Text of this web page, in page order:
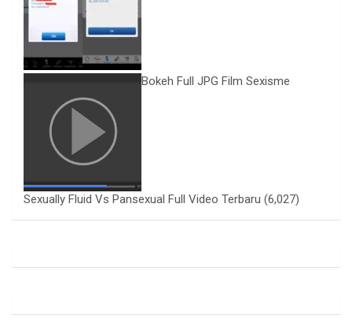
Bokeh Full JPG Film Sexisme
Sexually Fluid Vs Pansexual Full Video Terbaru (6,027)